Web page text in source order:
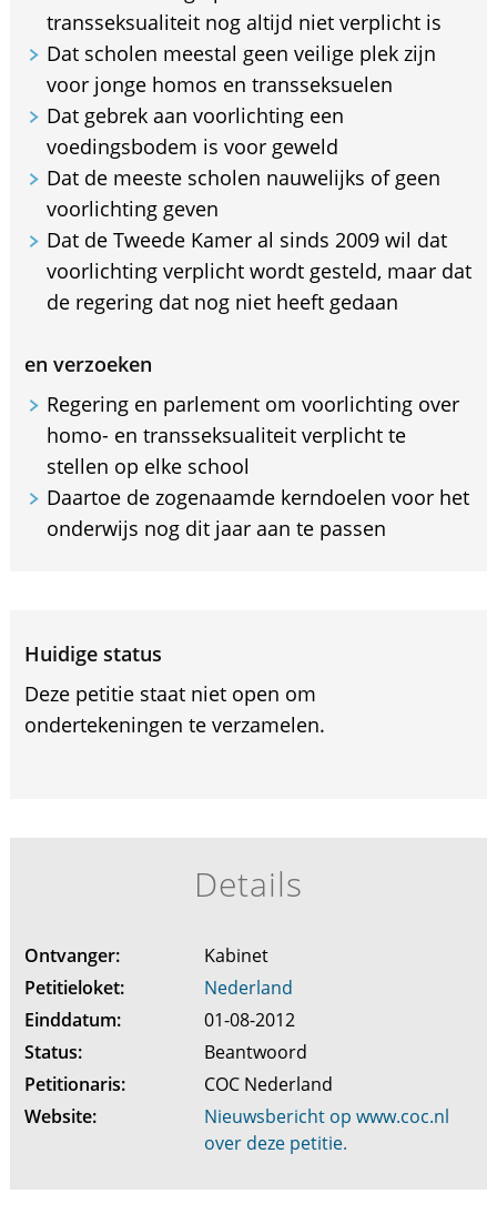
transseksualiteit nog altijd niet verplicht is
Dat scholen meestal geen veilige plek zijn
voor jonge homos en transseksuelen
Dat gebrek aan voorlichting een
voedingsbodem is voor geweld
Dat de meeste scholen nauwelijks of geen
voorlichting geven
Dat de Tweede Kamer al sinds 2009 wil dat
voorlichting verplicht wordt gesteld, maar dat
de regering dat nog niet heeft gedaan
en verzoeken
Regering en parlement om voorlichting over
homo- en transseksualiteit verplicht te
stellen op elke school
Daartoe de zogenaamde kerndoelen voor het
onderwijs nog dit jaar aan te passen
Huidige status
Deze petitie staat niet open om
ondertekeningen te verzamelen.
Details
Ontvanger:
Kabinet
Petitieloket:
Nederland
Einddatum:
01-08-2012
Status:
Beantwoord
Petitionaris:
COC Nederland
Website:
Nieuwsbericht op www.coc.nl
over deze petitie.